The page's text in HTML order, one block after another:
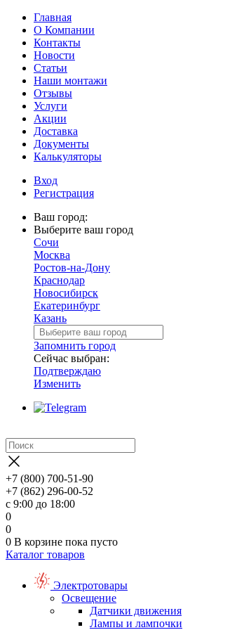
Главная
О Компании
Контакты
Новости
Статьи
Наши монтажи
Отзывы
Услуги
Акции
Доставка
Документы
Калькуляторы
Вход
Регистрация
Ваш город:
Выберите ваш город
Сочи
Москва
Ростов-на-Дону
Краснодар
Новосибирск
Екатеринбург
Казань
Запомнить город
Сейчас выбран:
Подтверждаю
Изменить
+7 (800) 700-51-90
+7 (862) 296-00-52
с 9:00 до 18:00
0
0
0 В корзине пока пусто
Каталог товаров
Электротовары
Освещение
Датчики движения
Лампы и лампочки